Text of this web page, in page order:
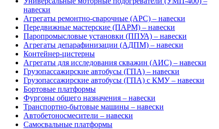
навески
Агрегаты ремонтно-сварочные (АРС) – навески
Передвижные мастерские (ПАРМ) – навески
Паропромысловые установки (ППУА) – навески
Агрегаты депарафинизации (АДПМ) – навески
Контейнер-цистерны
Агрегаты для исследования скважин (АИС) – навески
Грузопассажирские автобусы (ГПА) – навески
Грузопассажирские автобусы (ГПА) с КМУ – навески
Бортовые платформы
Фургоны общего назначения – навески
Транспортно-бытовые машины – навески
Автобетоносмесители – навески
Самосвальные платформы